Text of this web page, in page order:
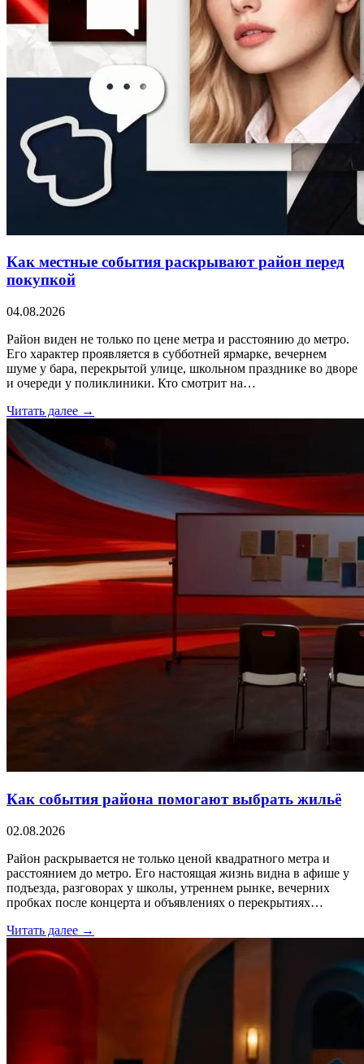
Как местные события раскрывают район перед
покупкой
04.08.2026
Район виден не только по цене метра и расстоянию до метро.
Его характер проявляется в субботней ярмарке, вечернем
шуме у бара, перекрытой улице, школьном празднике во дворе
и очереди у поликлиники. Кто смотрит на…
Читать далее →
Как события района помогают выбрать жильё
02.08.2026
Район раскрывается не только ценой квадратного метра и
расстоянием до метро. Его настоящая жизнь видна в афише у
подъезда, разговорах у школы, утреннем рынке, вечерних
пробках после концерта и объявлениях о перекрытиях…
Читать далее →